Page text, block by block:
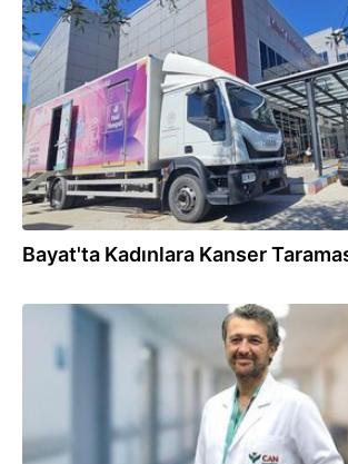
03.06.2026
Bayat'ta Kadınlara Kanser
01.06.2026